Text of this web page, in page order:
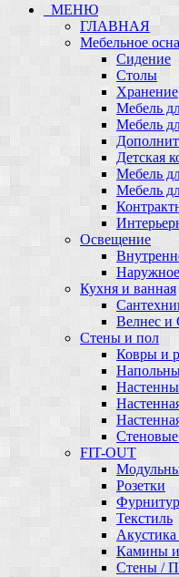
МЕНЮ
ГЛАВНАЯ
Мебельное
Сидение
Столы
Хранение
Мебель
Мебель
Детская
Мебель
Мебель
Освещение
Кухня и ванная
Велнес
Стены и пол
Ковры и
FIT-OUT
Розетки
Текстиль
Камины
Стены /